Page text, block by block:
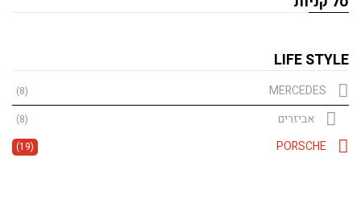
LIFE STYLE
MERCEDES
(8)
אביזרים (8)
PORSCHE
(19)